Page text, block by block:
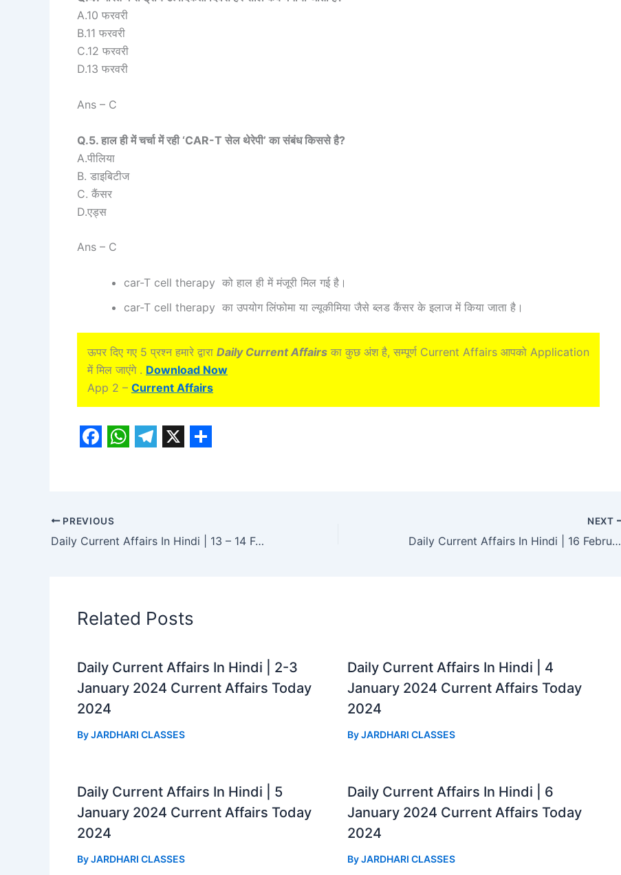
A.10 फरवरी
B.11 फरवरी
C.12 फरवरी
D.13 फरवरी
Ans – C
Q.5. हाल ही में चर्चा में रही ‘CAR-T सेल थेरेपी’ का संबंध किससे है?
A.पीलिया
B. डाइबिटीज
C. कैंसर
D.एड्स
Ans – C
car-T cell therapy को हाल ही में मंजूरी मिल गई है।
car-T cell therapy का उपयोग लिंफोमा या ल्यूकीमिया जैसे ब्लड कैंसर के इलाज में किया जाता है।
ऊपर दिए गए 5 प्रश्न हमारे द्वारा Daily Current Affairs का कुछ अंश है, सम्पूर्ण Current Affairs आपको Application
में मिल जाएंगे . Download Now
App 2 – Current Affairs
e
b
k
t
s
p
g
m
e
PREVIOUS
Daily Current Affairs In Hindi | 13 – 14 February 2024 Current Affairs Today 2024
NEXT
Daily Current Affairs In Hindi | 16 February 2024 Current Affairs Today 2024
Related Posts
Daily Current Affairs In Hindi | 2-3
January 2024 Current Affairs Today
2024
ByJARDHARI CLASSES
Daily Current Affairs In Hindi | 4
January 2024 Current Affairs Today
2024
ByJARDHARI CLASSES
Daily Current Affairs In Hindi | 5
January 2024 Current Affairs Today
2024
ByJARDHARI CLASSES
Daily Current Affairs In Hindi | 6
January 2024 Current Affairs Today
2024
ByJARDHARI CLASSES